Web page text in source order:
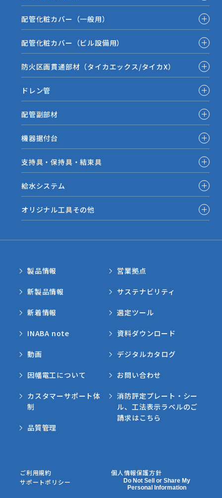
配管化粧カバー（一般用）
配管化粧カバー（ビル設備用）
防火区画貫通部材（タイカエックス/タイカX）
ドレン管
配管副部材
機器据付台
支持具・保持具・結束具
給水システム
オリジナル工具その他
製品情報
新製品情報
新着情報
INABA note
動画
因幡電工について
カスタマーサポート体
制
品質管理
営業拠点
サステナビリティ
選定ツール
資料ダウンロード
デジタルカタログ
お問い合わせ
消防評定プレート・シー
ル、工法表示ラベルのご
請求はこちら
ご利用規約
個人情報保護方針
サポートポリシー
Do Not Sell or Share My
Personal Information